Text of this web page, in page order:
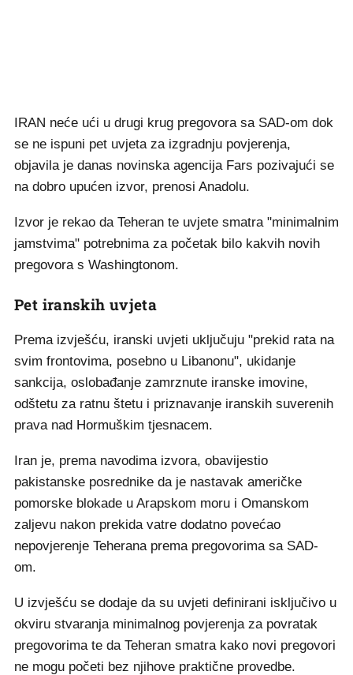
IRAN neće ući u drugi krug pregovora sa SAD-om dok
se ne ispuni pet uvjeta za izgradnju povjerenja,
objavila je danas novinska agencija Fars pozivajući se
na dobro upućen izvor, prenosi Anadolu.
Izvor je rekao da Teheran te uvjete smatra "minimalnim
jamstvima" potrebnima za početak bilo kakvih novih
pregovora s Washingtonom.
Pet iranskih uvjeta
Prema izvješću, iranski uvjeti uključuju "prekid rata na
svim frontovima, posebno u Libanonu", ukidanje
sankcija, oslobađanje zamrznute iranske imovine,
odštetu za ratnu štetu i priznavanje iranskih suverenih
prava nad Hormuškim tjesnacem.
Iran je, prema navodima izvora, obavijestio
pakistanske posrednike da je nastavak američke
pomorske blokade u Arapskom moru i Omanskom
zaljevu nakon prekida vatre dodatno povećao
nepovjerenje Teherana prema pregovorima sa SAD-
om.
U izvješću se dodaje da su uvjeti definirani isključivo u
okviru stvaranja minimalnog povjerenja za povratak
pregovorima te da Teheran smatra kako novi pregovori
ne mogu početi bez njihove praktične provedbe.